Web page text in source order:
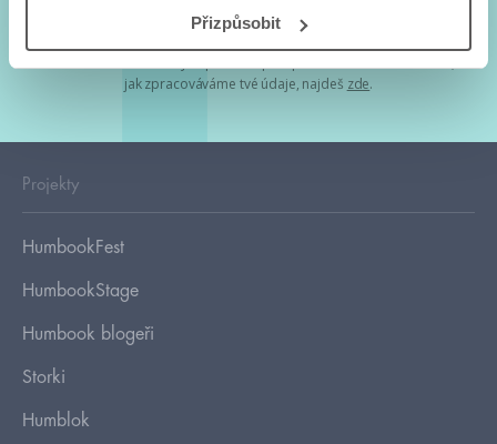
Přizpůsobit
Tvá e-mailová adresa je u nás v bezpečí. Přečti si
jak zpracováváme tvé údaje, najdeš zde.
Projekty
HumbookFest
HumbookStage
Humbook blogeři
Storki
Humblok